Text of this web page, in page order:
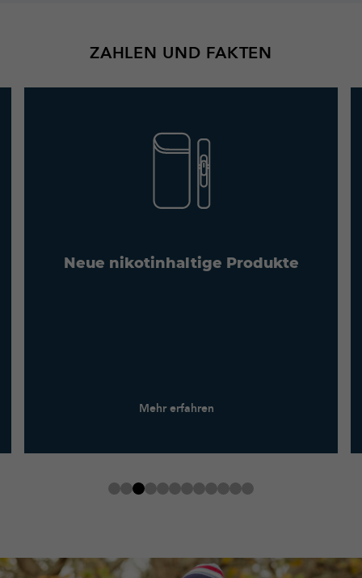
ZAHLEN UND FAKTEN
Neue nikotinhaltige Produkte
Mehr erfahren
Jetzt